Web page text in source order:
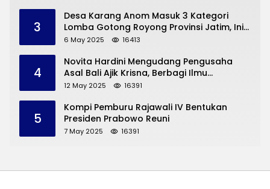
3
Desa Karang Anom Masuk 3 Kategori
Lomba Gotong Royong Provinsi Jatim, Ini
yang Disampaikan Sekda Trenggalek
6 May 2025 16413
4
Novita Hardini Mengudang Pengusaha
Asal Bali Ajik Krisna, Berbagi Ilmu
Pengembangan Pariwisata dan UMKM
12 May 2025 16391
5
Kompi Pemburu Rajawali IV Bentukan
Presiden Prabowo Reuni
7 May 2025 16391